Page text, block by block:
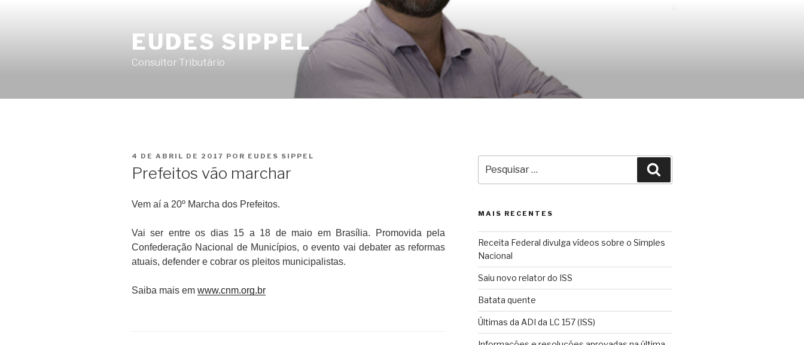
EUDES SIPPEL
Consultor Tributário
PUBLICADO
4 DE ABRIL DE 2017 POR EUDES SIPPEL
Prefeitos vão marchar
Vem aí a 20º Marcha dos Prefeitos.
Vai ser entre os dias 15 a 18 de maio em Brasília. Promovida pela
Confederação Nacional de Municípios, o evento vai debater as reformas
atuais, defender e cobrar os pleitos municipalistas.
Saiba mais em www.cnm.org.br
por:
MAIS RECENTES
Receita Federal divulga vídeos sobre o Simples
Nacional
Saiu novo relator do ISS
Batata quente
Últimas da ADI da LC 157 (ISS)